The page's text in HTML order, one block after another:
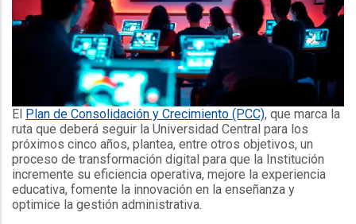
El Plan de Consolidación y Crecimiento (PCC), que marca la
ruta que deberá seguir la Universidad Central para los
próximos cinco años, plantea, entre otros objetivos, un
proceso de transformación digital para que la Institución
incremente su eficiencia operativa, mejore la experiencia
educativa, fomente la innovación en la enseñanza y
optimice la gestión administrativa.